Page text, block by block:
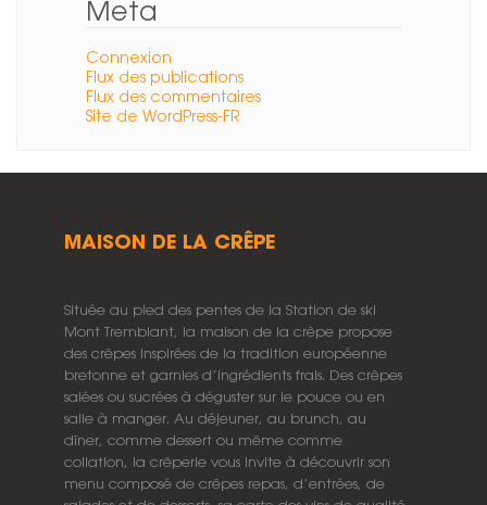
Meta
Connexion
Flux des publications
Flux des commentaires
Site de WordPress-FR
MAISON DE LA CRÊPE
Située au pied des pentes de la Station de ski
Mont Tremblant, la maison de la crêpe propose
des crêpes inspirées de la tradition européenne
bretonne et garnies d’ingrédients frais. Des crêpes
salées ou sucrées à déguster sur le pouce ou en
salle à manger. Au déjeuner, au brunch, au
dîner, comme dessert ou même comme
collation, la crêperie vous invite à découvrir son
menu composé de crêpes repas, d’entrées, de